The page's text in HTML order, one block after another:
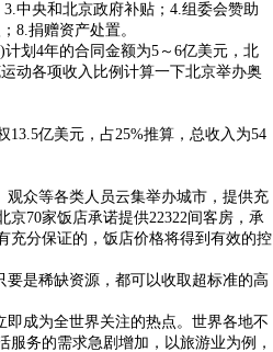
央和北京政府补贴；4.组委会赞助
8.捐赠资产处置。
划4年的合同金额为5～6亿美元，北
动各项收入比例计算一下北京举办奥
亿美元，占25%推算，总收入为54
众等各类人员云集举办城市，提供充
70家饭店承诺提供22322间客房，承
充分保证的，饭店价格将得到有效的控
是稀缺资源，都可以收取超标准的高
成为全世界关注的热点。世界各地不
务的需求急剧增加，以旅游业为例，